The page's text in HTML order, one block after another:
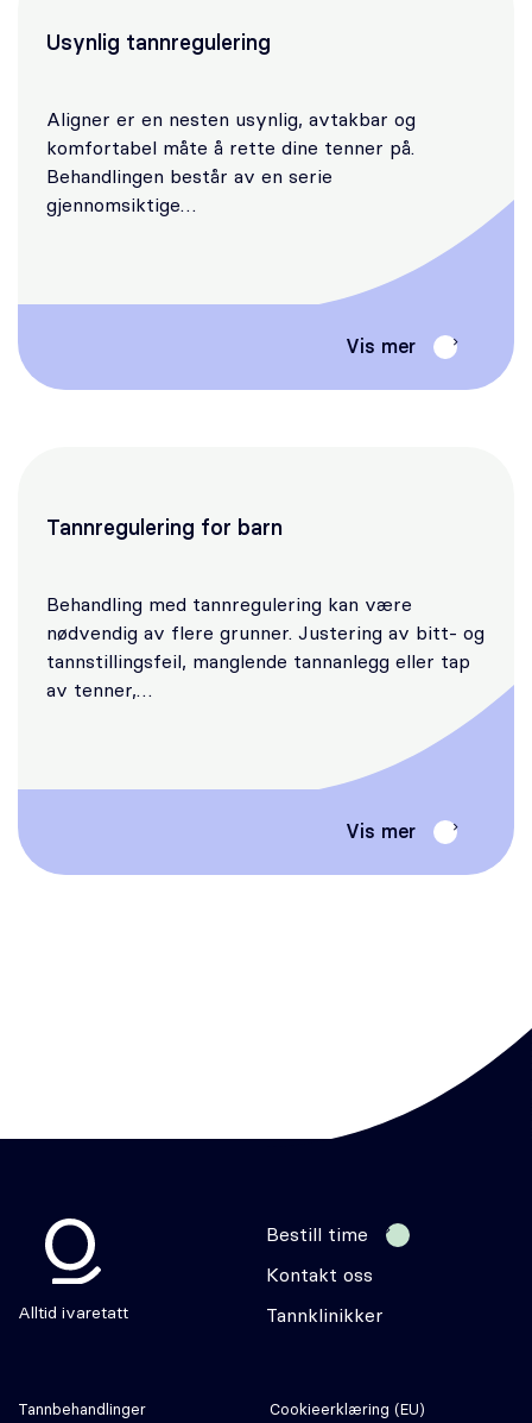
Usynlig tannregulering
Aligner er en nesten usynlig, avtakbar og
komfortabel måte å rette dine tenner på.
Behandlingen består av en serie
gjennomsiktige…
Vis mer
Tannregulering for barn
Behandling med tannregulering kan være
nødvendig av flere grunner. Justering av bitt- og
tannstillingsfeil, manglende tannanlegg eller tap
av tenner,…
Vis mer
Alltid ivaretatt
Bestill time
Kontakt oss
Tannklinikker
Tannbehandlinger Cookie­erklæring (EU)